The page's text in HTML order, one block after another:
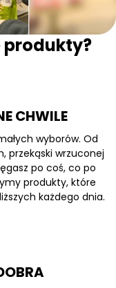
produkty?
CHWILE
wyborów. Od
przekąski wrzuconej
po coś, co po
produkty, które
każdego dnia.